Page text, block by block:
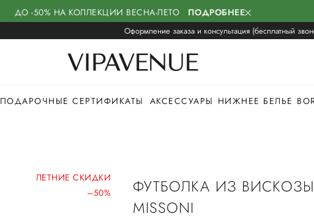
ДО -50% НА КОЛЛЕКЦИИ ВЕСНА-ЛЕТО ПОДРОБНЕЕ
Оформление заказа и консультация (бесплатный
ПОДАРОЧНЫЕ СЕРТИФИКАТЫ АКСЕССУАРЫ НИЖНЕЕ БЕЛЬЕ
ЛЕТНИЕ СКИДКИ
–50%
ФУТБОЛКА ИЗ ВИСКОЗЫ
MISSONI